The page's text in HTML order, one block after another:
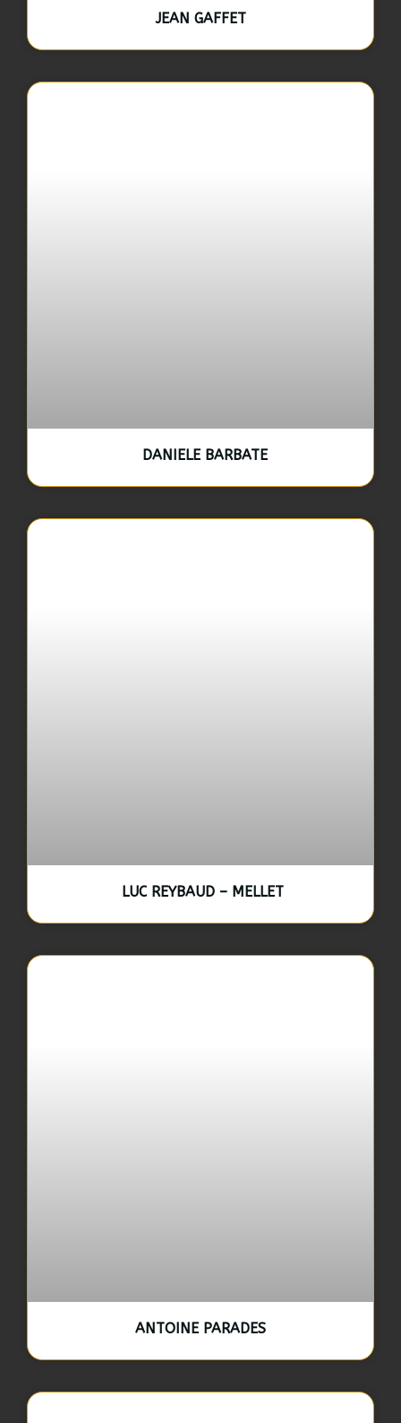
JEAN GAFFET
DANIELE BARBATE
LUC REYBAUD – MELLET
ANTOINE PARADES